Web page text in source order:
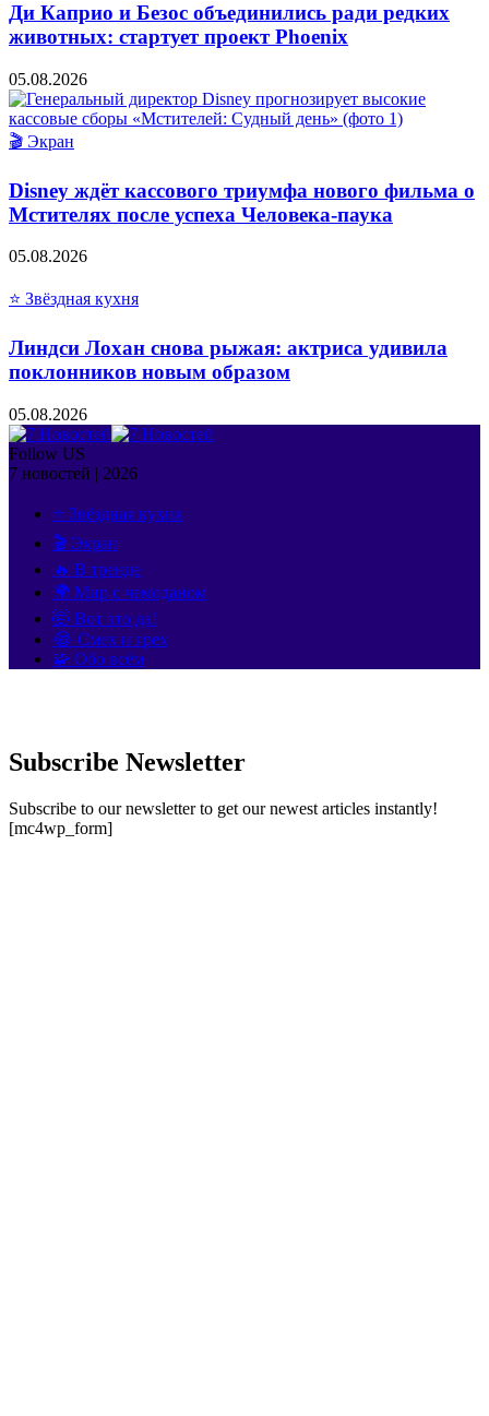
Ди Каприо и Безос объединились ради редких
животных: стартует проект Phoenix
05.08.2026
🎬 Экран
Disney ждёт кассового триумфа нового фильма о
Мстителях после успеха Человека-паука
05.08.2026
⭐ Звёздная кухня
Линдси Лохан снова рыжая: актриса удивила
поклонников новым образом
05.08.2026
Follow US
7 новостей | 2026
⭐ Звёздная кухня
🎬 Экран
🔥 В тренде
🌍 Мир с чемоданом
🤯 Вот это да!
😂 Смех и грех
🧩 Обо всём
Subscribe Newsletter
Subscribe to our newsletter to get our newest articles instantly!
[mc4wp_form]